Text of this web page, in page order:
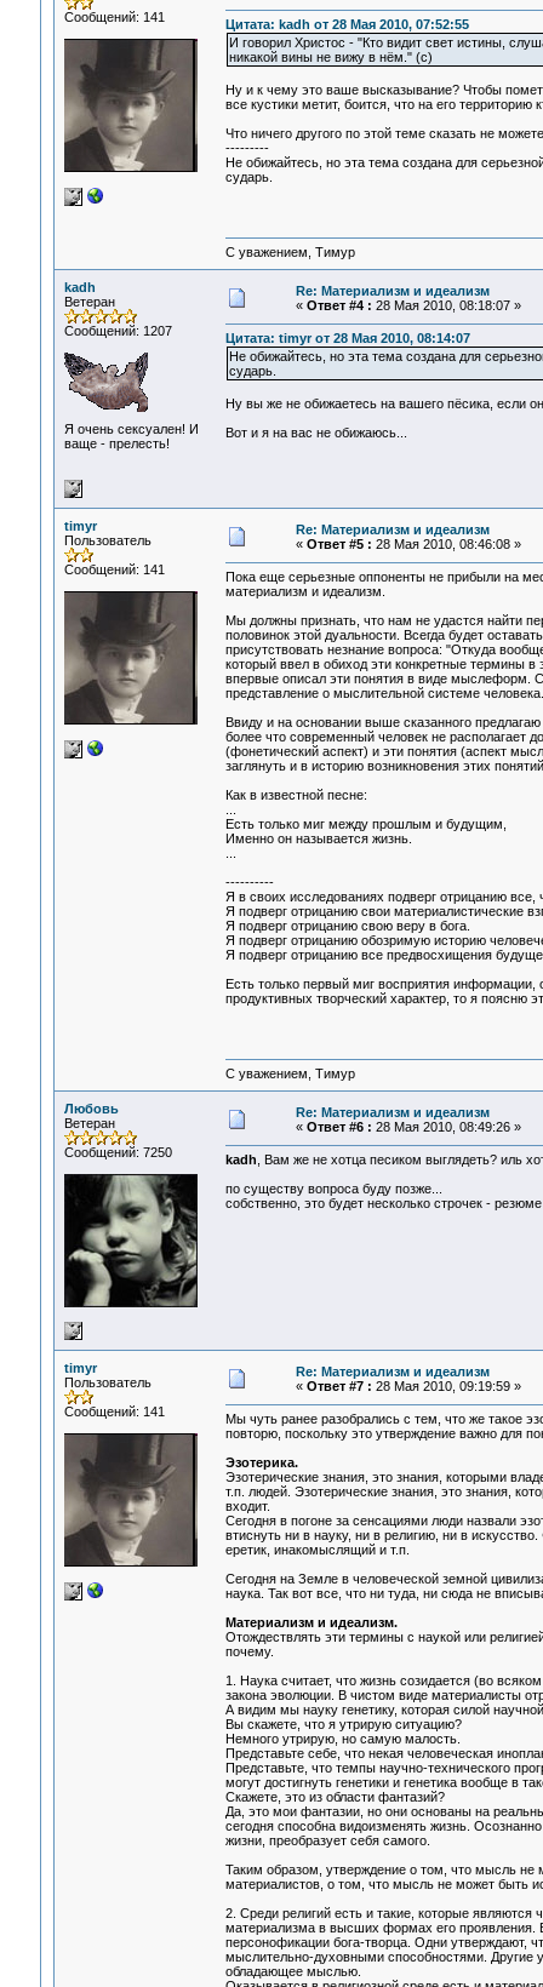
Сообщений: 141
Цитата: kadh от 28 Мая 2010, 07:52:55
И говорил Христос - "Кто видит свет истины,
никакой вины не вижу в нём." (с)
Ну и к чему это ваше высказывание? Чтобы
все кустики метит, боится, что на его территорию
Что ничего другого по этой теме сказать не
---------
Не обижайтесь, но эта тема создана для
сударь.
С уважением, Тимур
kadh
Ветеран
Сообщений: 1207
Я очень сексуален! И
ваще - прелесть!
Re: Материализм и идеализм
« Ответ #4 : 28 Мая 2010, 08:18:07 »
Цитата: timyr от 28 Мая 2010, 08:14:07
Не обижайтесь, но эта тема создана для
сударь.
Ну вы же не обижаетесь на вашего пёсика, если
Вот и я на вас не обижаюсь...
timyr
Пользователь
Сообщений: 141
Re: Материализм и идеализм
« Ответ #5 : 28 Мая 2010, 08:46:08 »
Пока еще серьезные оппоненты не прибыли на
материализм и идеализм.
Мы должны признать, что нам не удастся найти
половинок этой дуальности. Всегда будет
присутствовать незнание вопроса: "Откуда
который ввел в обиход эти конкретные термины в
впервые описал эти понятия в виде мыслеформ.
представление о мыслительной системе человека.
Ввиду и на основании выше сказанного
более что современный человек не располагает
(фонетический аспект) и эти понятия (аспект
заглянуть и в историю возникновения этих
Как в известной песне:
Есть только миг между прошлым и будущим,
Именно он называется жизнь.
----------
Я в своих исследованиях подверг отрицанию
Я подверг отрицанию свои материалистические
Я подверг отрицанию свою веру в бога.
Я подверг отрицанию обозримую историю
Я подверг отрицанию все предвосхищения
Есть только первый миг восприятия
продуктивных творческий характер, то я поясню
С уважением, Тимур
Любовь
Ветеран
Сообщений: 7250
Re: Материализм и идеализм
« Ответ #6 : 28 Мая 2010, 08:49:26 »
kadh , Вам же не хотца песиком выглядеть? иль
по существу вопроса буду позже...
собственно, это будет несколько строчек -
timyr
Пользователь
Сообщений: 141
Re: Материализм и идеализм
« Ответ #7 : 28 Мая 2010, 09:19:59 »
Мы чуть ранее разобрались с тем, что же такое
повторю, поскольку это утверждение важно для
Эзотерика.
Эзотерические знания, это знания, которыми
т.п. людей. Эзотерические знания, это знания,
входит.
Сегодня в погоне за сенсациями люди назвали
втиснуть ни в науку, ни в религию, ни в
еретик, инакомыслящий и т.п.
Сегодня на Земле в человеческой земной
наука. Так вот все, что ни туда, ни сюда не
Материализм и идеализм.
Отождествлять эти термины с наукой или
почему.
1. Наука считает, что жизнь созидается (во
закона эволюции. В чистом виде материалисты
А видим мы науку генетику, которая силой
Вы скажете, что я утрирую ситуацию?
Немного утрирую, но самую малость.
Представьте себе, что некая человеческая
Представьте, что темпы научно-технического
могут достигнуть генетики и генетика вообще в
Скажете, это из области фантазий?
Да, это мои фантазии, но они основаны на
сегодня способна видоизменять жизнь.
жизни, преобразует себя самого.
Таким образом, утверждение о том, что мысль
материалистов, о том, что мысль не может быть
2. Среди религий есть и такие, которые являются
материализма в высших формах его проявления.
персонофикации бога-творца. Одни утверждают,
мыслительно-духовными способностями. Другие
обладающее мыслью.